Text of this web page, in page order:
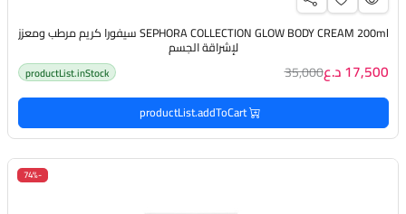
SEPHORA COLLECTION GLOW BODY CREAM 200ml سيفورا كريم مرطب ومعزز
لإشراقة الجسم
17,500 د.ع 35,000
productList.inStock
productList.addToCart
-74%